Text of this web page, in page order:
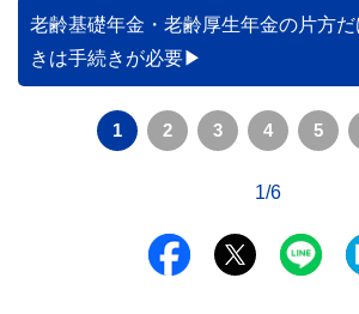
老齢基礎年金・老齢厚生年金の片方だ
きは手続きが必要
1 2 3 4 5
1/6